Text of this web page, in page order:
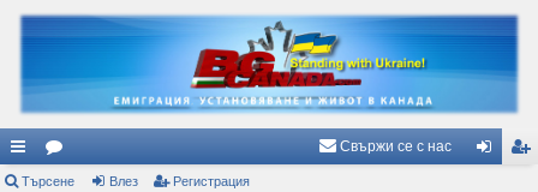
ъ ор
Свържи се с нас
Търсене Влез Регистрация